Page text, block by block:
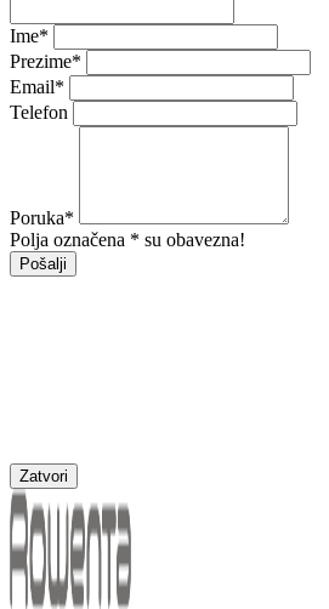
Ime*
Prezime*
Email*
Telefon
Poruka*
Polja označena * su obavezna!
Pošalji
Zatvori